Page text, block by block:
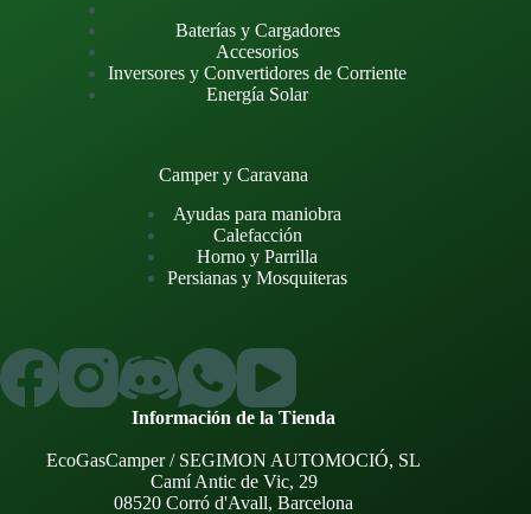
Baterías y Cargadores
Accesorios
Inversores y Convertidores de Corriente
Energía Solar
Camper y Caravana
Ayudas para maniobra
Calefacción
Horno y Parrilla
Persianas y Mosquiteras
Información de la Tienda
EcoGasCamper / SEGIMON AUTOMOCIÓ, SL
Camí Antic de Vic, 29
08520 Corró d'Avall, Barcelona